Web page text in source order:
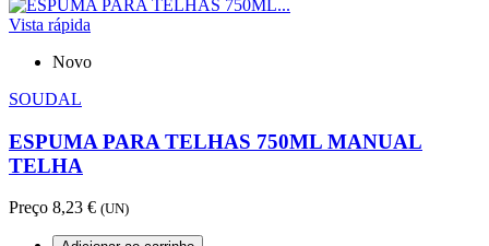
Vista rápida
Novo
SOUDAL
ESPUMA PARA TELHAS 750ML MANUAL
TELHA
Preço 8,23 € (UN)